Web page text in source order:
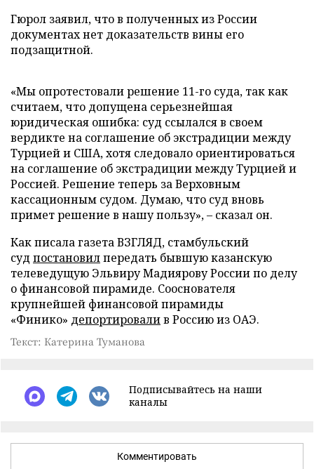
Гюрол заявил, что в полученных из России
документах нет доказательств вины его
подзащитной.
«Мы опротестовали решение 11-го суда, так как
считаем, что допущена серьезнейшая
юридическая ошибка: суд ссылался в своем
вердикте на соглашение об экстрадиции между
Турцией и США, хотя следовало ориентироваться
на соглашение об экстрадиции между Турцией и
Россией. Решение теперь за Верховным
кассационным судом. Думаю, что суд вновь
примет решение в нашу пользу», – сказал он.
Как писала газета ВЗГЛЯД, стамбульский
суд постановилпередать бывшую казанскую
телеведущую Эльвиру Мадиярову России по делу
о финансовой пирамиде. Сооснователя
крупнейшей финансовой пирамиды
«Финико» депортировалив Россию из ОАЭ.
Текст: Катерина Туманова
Подписывайтесь на наши
каналы
Комментировать